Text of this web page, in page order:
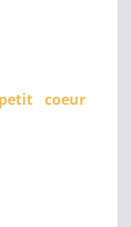
coeur